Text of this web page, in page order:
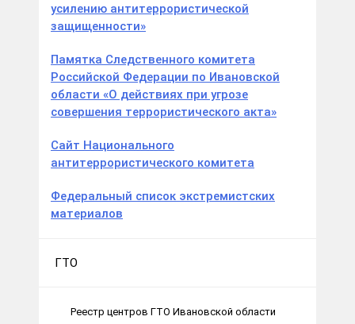
усилению антитеррористической
защищенности»
Памятка Следственного комитета
Российской Федерации по Ивановской
области «О действиях при угрозе
совершения террористического акта»
Сайт Национального
антитеррористического комитета
Федеральный список экстремистских
материалов
ГТО
Реестр центров ГТО Ивановской области